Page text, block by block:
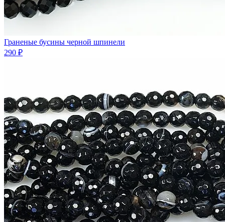
Граненые бусины черной шпинели
290 ₽